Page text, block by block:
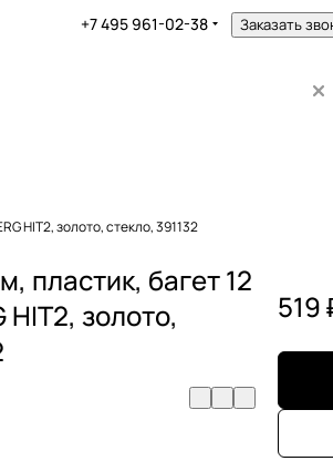
+7 495 961-02-38 Заказать
HIT2, золото, стекло, 391132
пластик, багет 12
HIT2, золото,
519